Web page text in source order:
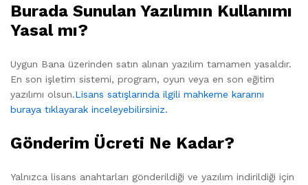
Burada Sunulan Yazılımın Kullanımı
Yasal mı?
Uygun Bana üzerinden satın alınan yazılım tamamen yasaldır.
En son işletim sistemi, program, oyun veya en son eğitim
yazılımı olsun.Lisans satışlarında ilgili mahkeme kararını
buraya tıklayarak inceleyebilirsiniz.
Gönderim Ücreti Ne Kadar?
Yalnızca lisans anahtarları gönderildiği ve yazılım indirildiği için